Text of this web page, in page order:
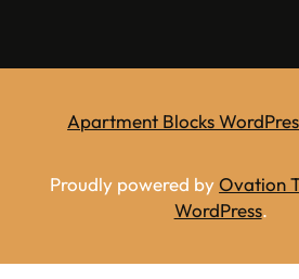
Apartment Blocks
Proudly powered byOvation
WordPress.